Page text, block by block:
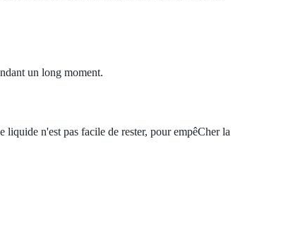
un long moment.
n'est pas facile de rester, pour empêCher la